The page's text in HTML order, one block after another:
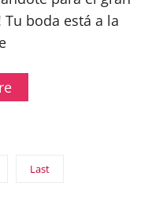
Tu boda está a la
Last